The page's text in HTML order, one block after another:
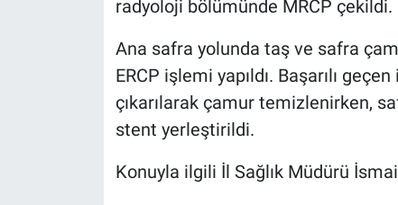
radyoloji bölümünde MRCP çekildi.
Ana safra yolunda taş ve safra
ERCP işlemi yapıldı. Başarılı
çıkarılarak çamur temizlenirken,
stent yerleştirildi.
Konuyla ilgili İl Sağlık Müdürü